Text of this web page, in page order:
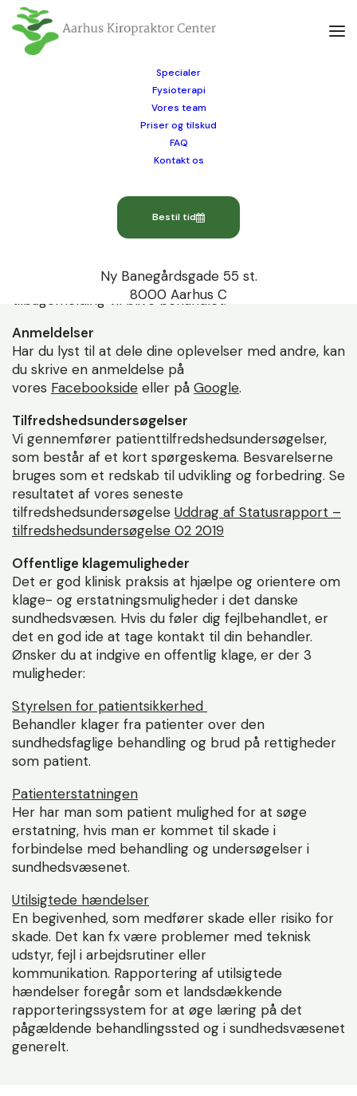
Specialer
Fysioterapi
Vores team
Priser og tilskud
FAQ
Kontakt os
Bestil tid
Ny Banegårdsgade 55 st.
8000 Aarhus C
Kvalitet og tilfredshed
Din mening er altid vigtig for os. Vi sætter stor pris
på tilbagemeldinger og vil gerne opfordre dig til at
mundtligt via vores sekretærer eller behandlere. Al
tilbagemelding vil blive behandlet.
Anmeldelser
Har du lyst til at dele dine oplevelser med andre, kan
du skrive en anmeldelse på
vores Facebookside eller på Google.
Tilfredshedsundersøgelser
Vi gennemfører patienttilfredshedsundersøgelser,
som består af et kort spørgeskema. Besvarelserne
bruges som et redskab til udvikling og forbedring. Se
resultatet af vores seneste
tilfredshedsundersøgelse Uddrag af Statusrapport –
tilfredshedsundersøgelse 02 2019
Offentlige klagemuligheder
Det er god klinisk praksis at hjælpe og orientere om
klage- og erstatningsmuligheder i det danske
sundhedsvæsen. Hvis du føler dig fejlbehandlet, er
det en god ide at tage kontakt til din behandler.
Ønsker du at indgive en offentlig klage, er der 3
muligheder:
Styrelsen for patientsikkerhed
Behandler klager fra patienter over den
sundhedsfaglige behandling og brud på rettigheder
som patient.
Patienterstatningen
Her har man som patient mulighed for at søge
erstatning, hvis man er kommet til skade i
forbindelse med behandling og undersøgelser i
sundhedsvæsenet.
Utilsigtede hændelser
En begivenhed, som medfører skade eller risiko for
skade. Det kan fx være problemer med teknisk
udstyr, fejl i arbejdsrutiner eller
kommunikation. Rapportering af utilsigtede
hændelser foregår som et landsdækkende
rapporteringssystem for at øge læring på det
pågældende behandlingssted og i sundhedsvæsenet
generelt.